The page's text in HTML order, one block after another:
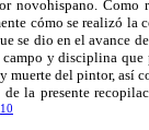
novohispano.
cómo se realizó la
se dio en el avance
y disciplina que
muerte del pintor, así
la presente
10